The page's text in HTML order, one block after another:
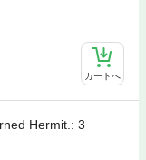
カートへ
Hermit.: 3